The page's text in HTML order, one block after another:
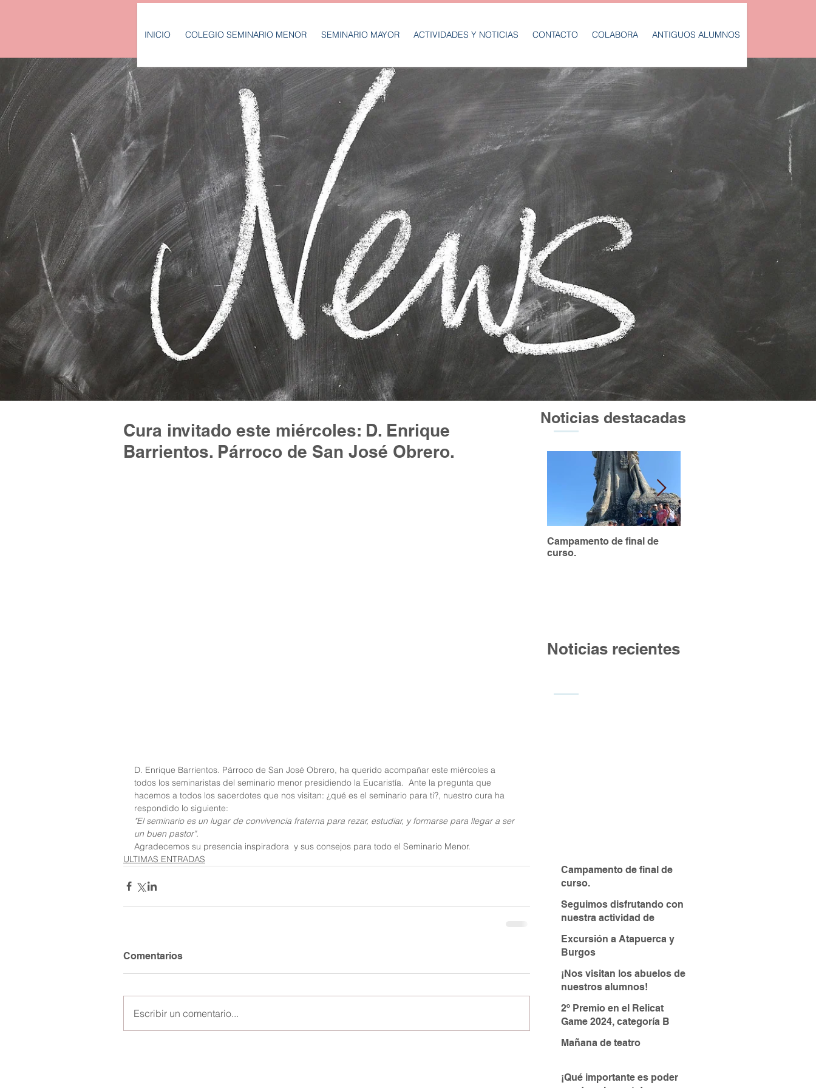
INICIO COLEGIO SEMINARIO MENOR SEMINARIO MAYOR ACTIVIDADES Y NOTICIAS CONTACTO COLABORA ANTIGUOS ALUMNOS
Noticias destacadas
Campamento de final de
curso.
Noticias recientes
Campamento de final de
curso.
Seguimos disfrutando con
nuestra actividad de
Excursión a Atapuerca y
Burgos
¡Nos visitan los abuelos de
nuestros alumnos!
2º Premio en el Relicat
Game 2024, categoría B
Mañana de teatro
¡Qué importante es poder
Cura invitado este miércoles: D. Enrique
Barrientos. Párroco de San José Obrero.
D. Enrique Barrientos. Párroco de San José Obrero, ha querido acompañar este miércoles a
todos los seminaristas del seminario menor presidiendo la Eucaristía.  Ante la pregunta que
hacemos a todos los sacerdotes que nos visitan: ¿qué es el seminario para ti?, nuestro cura ha
respondido lo siguiente:
"El seminario es un lugar de convivencia fraterna para rezar, estudiar, y formarse para llegar a ser
un buen pastor".
Agradecemos su presencia inspiradora  y sus consejos para todo el Seminario Menor.
ULTIMAS ENTRADAS
Comentarios
Escribir un comentario...